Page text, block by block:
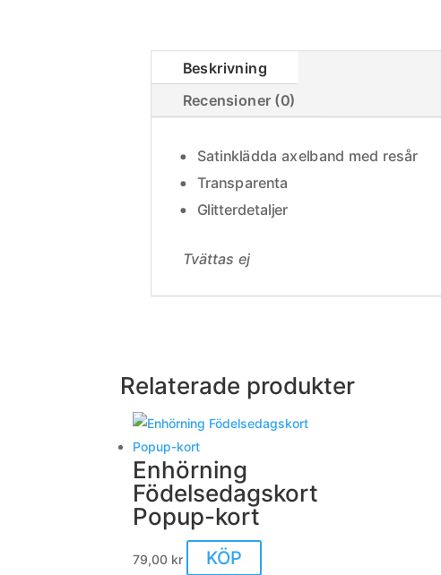
Beskrivning
Recensioner (0)
Satinklädda axelband med resår
Transparenta
Glitterdetaljer
Tvättas ej
Relaterade produkter
Enhörning
Födelsedagskort
Popup-kort
79,00 kr KÖP